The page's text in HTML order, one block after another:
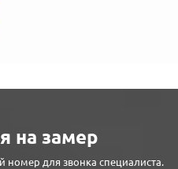
на замер
номер для звонка специалиста.